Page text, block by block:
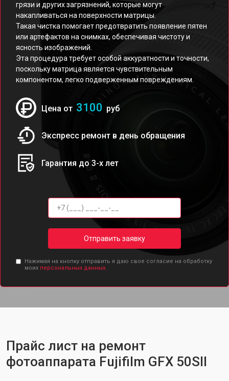
грязи и других загрязнений, которые могут
накапливаться на поверхности матрицы.
Такая чистка помогает предотвратить появление пятен
или артефактов на снимках, обеспечивая чистоту и
ясность изображений.
Эта процедура требует особой аккуратности и точности,
поскольку матрица является чувствительным
компонентом, легко подверженным повреждениям.
Цена от 3100 руб
Экспресс ремонт в день обращения
Гарантия до 3-х лет
Отправить заявку
Нажимая на кнопку отправить я даю свое согласие на обработку
моих персональных данных.
Прайс лист на ремонт
фотоаппарата Fujifilm GFX 50SII